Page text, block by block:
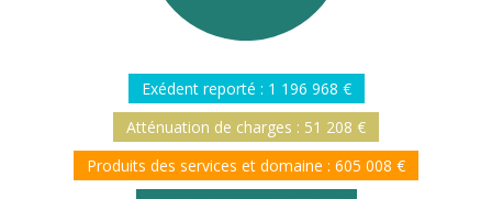
Exédent reporté : 1 196 968 €
Atténuation de charges : 51 208 €
Produits des services et domaine : 605 008 €